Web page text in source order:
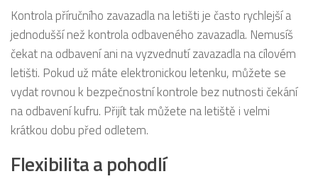
Kontrola příručního zavazadla na letišti je často rychlejší a
jednodušší než kontrola odbaveného zavazadla. Nemusíš
čekat na odbavení ani na vyzvednutí zavazadla na cílovém
letišti. Pokud už máte elektronickou letenku, můžete se
vydat rovnou k bezpečnostní kontrole bez nutnosti čekání
na odbavení kufru. Přijít tak můžete na letiště i velmi
krátkou dobu před odletem.
Flexibilita a pohodlí